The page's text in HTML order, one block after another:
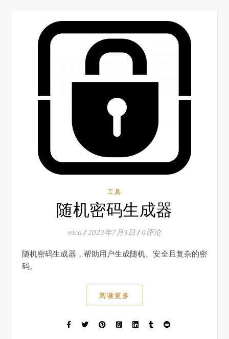
工具
随机密码生成器
nico / 2023年7月3日 / 0评论
随机密码生成器，帮助用户生成随机、安全且复杂的密
码。
阅读更多